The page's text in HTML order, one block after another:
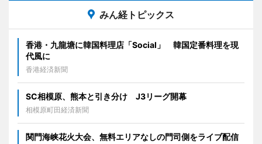
みん経トピックス
香港・九龍塘に韓国料理店「Social」 韓国定番料理を現
代風に
香港経済新聞
SC相模原、熊本と引き分け J3リーグ開幕
相模原町田経済新聞
関門海峡花火大会、無料エリアなしの門司側をライブ配信